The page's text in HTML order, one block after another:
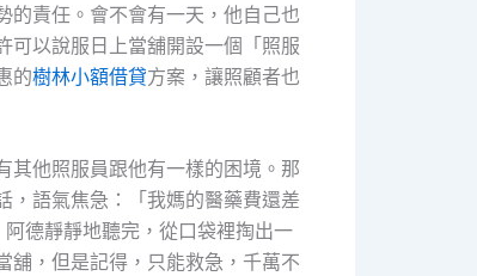
的責任。會不會有一天，他自己也
可以說服日上當舖開設一個「照服
的樹林小額借貸方案，讓照顧者也
其他照服員跟他有一樣的困境。那
，語氣焦急：「我媽的醫藥費還差
德靜靜地聽完，從口袋裡掏出一
舖，但是記得，只能救急，千萬不